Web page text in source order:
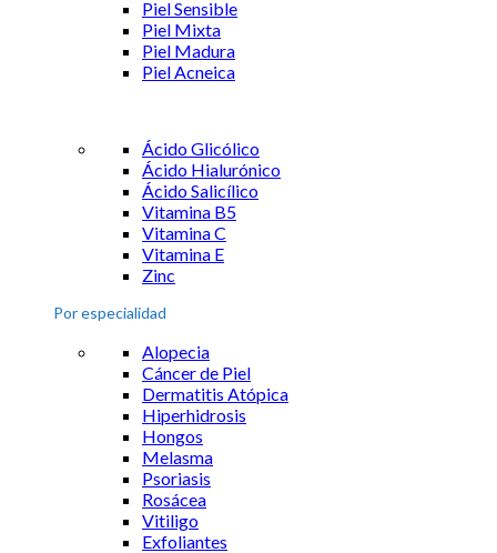
Piel Sensible
Piel Mixta
Piel Madura
Piel Acneica
Ácido Glicólico
Ácido Hialurónico
Ácido Salicílico
Vitamina B5
Vitamina C
Vitamina E
Zinc
Por especialidad
Alopecia
Cáncer de Piel
Dermatitis Atópica
Hiperhidrosis
Hongos
Melasma
Psoriasis
Rosácea
Vitiligo
Exfoliantes